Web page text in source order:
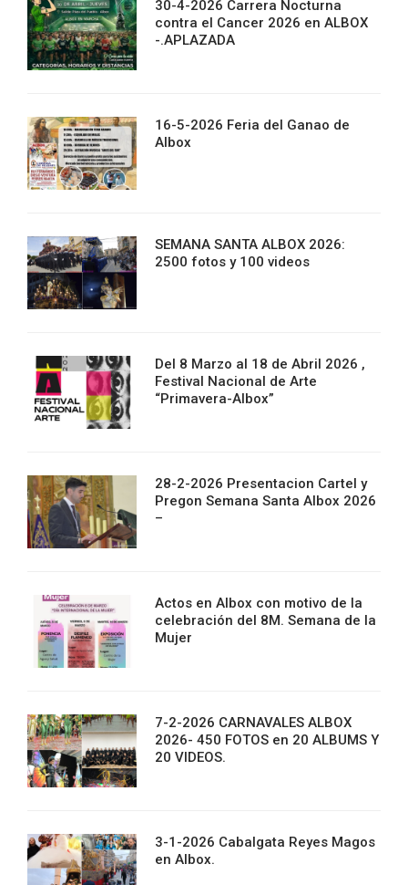
30-4-2026 Carrera Nocturna
contra el Cancer 2026 en ALBOX
-.APLAZADA
16-5-2026 Feria del Ganao de
Albox
SEMANA SANTA ALBOX 2026:
2500 fotos y 100 videos
Del 8 Marzo al 18 de Abril 2026 ,
Festival Nacional de Arte
“Primavera-Albox”
28-2-2026 Presentacion Cartel y
Pregon Semana Santa Albox 2026
–
Actos en Albox con motivo de la
celebración del 8M. Semana de la
Mujer
7-2-2026 CARNAVALES ALBOX
2026- 450 FOTOS en 20 ALBUMS Y
20 VIDEOS.
3-1-2026 Cabalgata Reyes Magos
en Albox.